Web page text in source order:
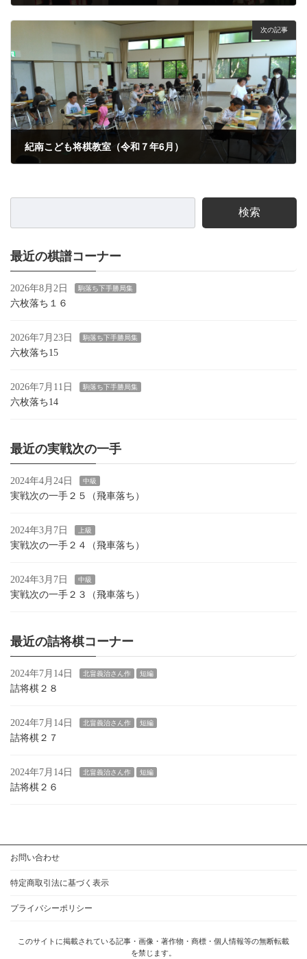
次の記事
紀南こども将棋教室（令和７年6月）
検索
最近の棋譜コーナー
2026年8月2日 駒落ち下手勝局集
六枚落ち１６
2026年7月23日 駒落ち下手勝局集
六枚落ち15
2026年7月11日 駒落ち下手勝局集
六枚落ち14
最近の実戦次の一手
2024年4月24日 中級
実戦次の一手２５（飛車落ち）
2024年3月7日 上級
実戦次の一手２４（飛車落ち）
2024年3月7日 中級
実戦次の一手２３（飛車落ち）
最近の詰将棋コーナー
2024年7月14日 北畠義治さん作 短編
詰将棋２８
2024年7月14日 北畠義治さん作 短編
詰将棋２７
2024年7月14日 北畠義治さん作 短編
詰将棋２６
お問い合わせ
特定商取引法に基づく表示
プライバシーポリシー
このサイトに掲載されている記事・画像・著作物・商標・個人情報等の無断転載
を禁じます。